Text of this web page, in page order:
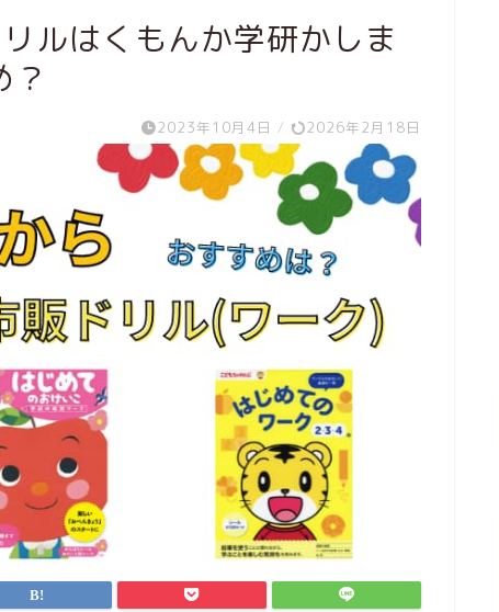
ルはくもんか学研かしま
2023年10月4日 / 2026年2月18日